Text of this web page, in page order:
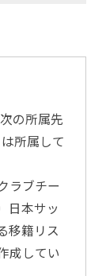
の所属先
所属して
ラブチー
日本サッ
移籍リス
成してい